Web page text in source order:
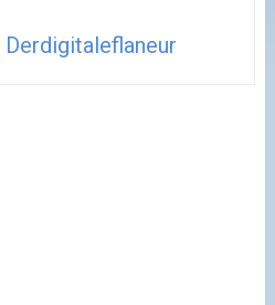
Derdigitaleflaneur